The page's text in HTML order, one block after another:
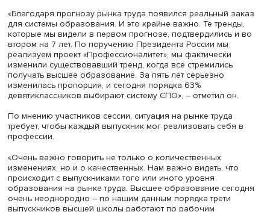
производительность труда. Министр отметил, что
обеспечить стыковку прогнозирования изменений в
занятости, вызванных появлением новых видов
экономической деятельности, и стратегий
роста производительности труда через национальные
проекты и внедрение инноваций.
«Ключевая задача — перевести эти макроцифры в
образовательные программы уже сегодня, и без
активного участия отраслевого бизнеса эта работа
невозможна. При этом анализ проведен с учетом
лет ожидается замещение порядка 12 миллионов
мест, что означает обновление примерно каждого
места в экономике, что подчеркивает беспрецедентную
динамику и масштаб предстоящих изменений»,
Максим Решетников.